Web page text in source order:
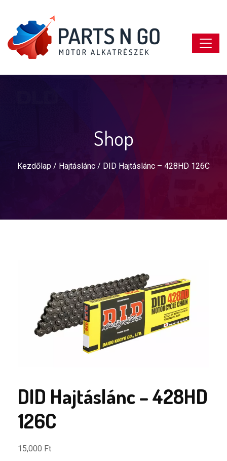
Shop
Kezdőlap / Hajtáslánc / DID Hajtáslánc – 428HD 126C
DID Hajtáslánc – 428HD
126C
15,000 Ft